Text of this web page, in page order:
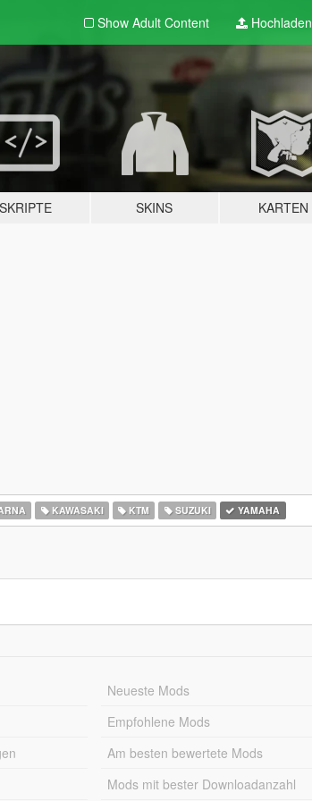
Show Adult Content Hochladen
SKRIPTE SKINS KARTEN
KAWASAKI KTM SUZUKI YAMAHA
Neueste Mods
Empfohlene Mods
Am besten bewertete Mods
Mods mit bester Downloadanzahl